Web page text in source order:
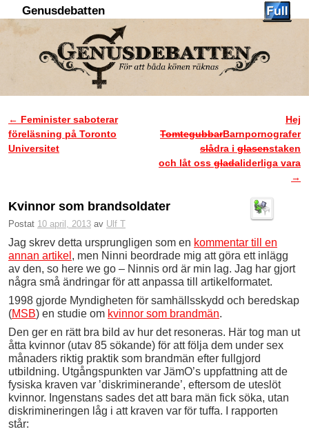
Genusdebatten
Inläggsnavigering
← Feminister saboterar
föreläsning på Toronto
Universitet
Hej
TomtegubbarBarnpornografer
slådra i glasenstaken
och låt oss gladaliderliga vara
→
Kvinnor som brandsoldater
Postat 10 april, 2013 av Ulf T
Jag skrev detta ursprungligen som en kommentar till en
annan artikel , men Ninni beordrade mig att göra ett inlägg
av den, so here we go – Ninnis ord är min lag. Jag har gjort
några små ändringar för att anpassa till artikelformatet.
1998 gjorde Myndigheten för samhällsskydd och beredskap
(MSB) en studie om kvinnor som brandmän.
Den ger en rätt bra bild av hur det resoneras. Här tog man ut
åtta kvinnor (utav 85 sökande) för att följa dem under sex
månaders riktig praktik som brandmän efter fullgjord
utbildning. Utgångspunkten var JämO’s uppfattning att de
fysiska kraven var ’diskriminerande’, eftersom de uteslöt
kvinnor. Ingenstans sades det att bara män fick söka, utan
diskrimineringen låg i att kraven var för tuffa. I rapporten
står: